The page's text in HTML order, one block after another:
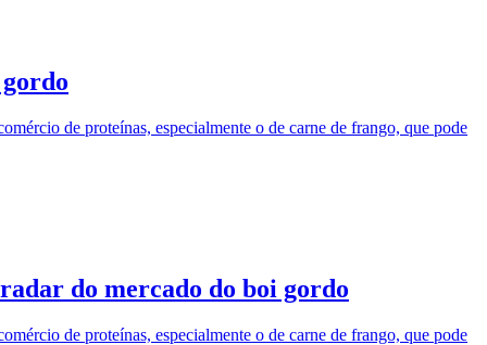
de proteínas, especialmente o de carne de frango, que pode
do mercado do boi gordo
de proteínas, especialmente o de carne de frango, que pode